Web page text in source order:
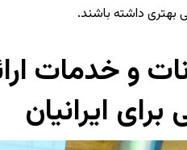
بهتری داشته باشند.
و خدمات
ایرانیان